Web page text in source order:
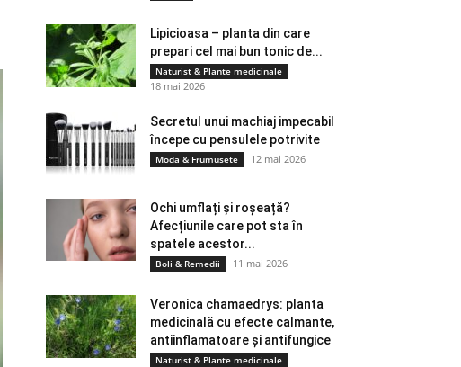
Lipicioasa – planta din care
prepari cel mai bun tonic de...
Naturist & Plante medicinale
18 mai 2026
Secretul unui machiaj impecabil
începe cu pensulele potrivite
Moda & Frumusete 12 mai 2026
Ochi umflați și roșeață?
Afecțiunile care pot sta în
spatele acestor...
Boli & Remedii 11 mai 2026
Veronica chamaedrys: planta
medicinală cu efecte calmante,
antiinflamatoare și antifungice
Naturist & Plante medicinale